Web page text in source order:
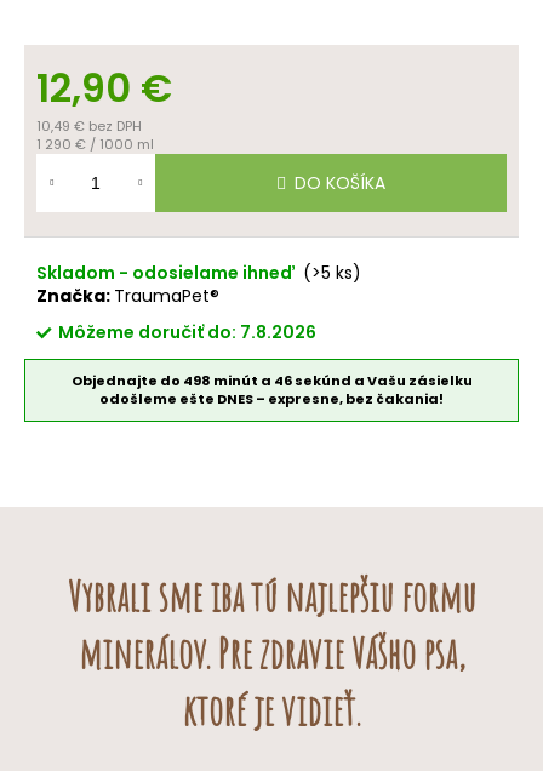
Balenie:10ml
Môžeme doručiť do: 7.8.2026
Objednajte do 498 minút a 45 sekúnd a Vašu zásielku
odošleme ešte DNES – expresne, bez čakania!
Skladom - odosielame ihneď (>5 ks)
Značka: TraumaPet®
12,90 €
10,49 € bez DPH
Jednotková
1 290 € / 1000 ml
DO KOŠÍKA
Vybrali sme iba tú najlepšiu formu
minerálov. Pre zdravie Vášho psa,
ktoré je vidieť.